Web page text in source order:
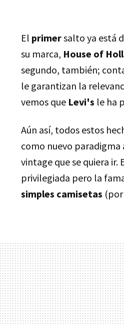
El primersalto ya está
su marca, House of
segundo, también;
le garantizan la
vemos que Levi's le ha
Aún así, todos estos
como nuevo
vintage que se quiera ir.
privilegiada pero la
simples camisetas